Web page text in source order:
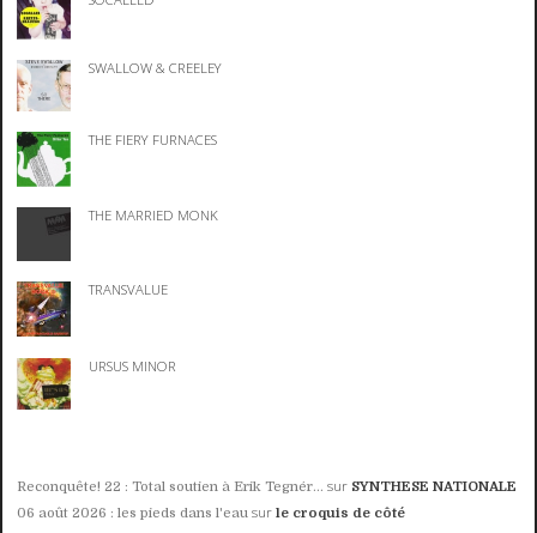
SWALLOW & CREELEY
THE FIERY FURNACES
THE MARRIED MONK
TRANSVALUE
URSUS MINOR
Reconquête! 22 : Total soutien à Erik Tegnér... sur SYNTHESE NATIONALE
06 août 2026 : les pieds dans l'eau surle croquis de côté